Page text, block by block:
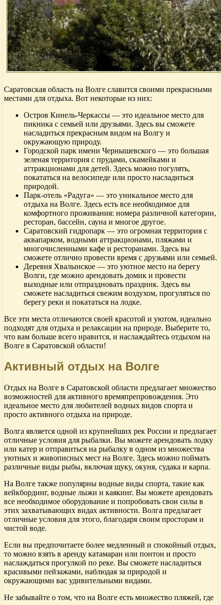
Саратовская область на Волге славится своими прекрасными
местами для отдыха. Вот некоторые из них:
Остров Кинель-Черкассы — это идеальное место для
пикника с семьей или друзьями. Здесь вы сможете
насладиться прекрасным видом на Волгу и
окружающую природу.
Городской парк имени Чернышевского — это большая
зеленая территория с прудами, скамейками и
аттракционами для детей. Здесь можно погулять,
покататься на велосипеде или просто насладиться
природой.
Парк-отель «Радуга» — это уникальное место для
отдыха на Волге. Здесь есть все необходимое для
комфортного проживания: номера различной категории,
ресторан, бассейн, сауна и многое другое.
Саратовский гидропарк — это огромная территория с
аквапарком, водными аттракционами, пляжами и
многочисленными кафе и ресторанами. Здесь вы
сможете отлично провести время с друзьями или семьей.
Деревня Хвалынское — это уютное место на берегу
Волги, где можно арендовать домик и провести
выходные или отпраздновать праздник. Здесь вы
сможете насладиться свежим воздухом, прогуляться по
берегу реки и покататься на лодке.
Все эти места отличаются своей красотой и уютом, идеально
подходят для отдыха и релаксации на природе. Выберите то,
что вам больше всего нравится, и наслаждайтесь отдыхом на
Волге в Саратовской области!
Активный отдых на Волге
Отдых на Волге в Саратовской области предлагает множество
возможностей для активного времяпрепровождения. Это
идеальное место для любителей водных видов спорта и
просто активного отдыха на природе.
Волга является одной из крупнейших рек России и предлагает
отличные условия для рыбалки. Вы можете арендовать лодку
или катер и отправиться на рыбалку в одном из множества
уютных и живописных мест на Волге. Здесь можно поймать
различные виды рыбы, включая щуку, окуня, судака и карпа.
На Волге также популярны водные виды спорта, такие как
вейкбординг, водные лыжи и каякинг. Вы можете арендовать
все необходимое оборудование и попробовать свои силы в
этих захватывающих видах активности. Волга предлагает
отличные условия для этого, благодаря своим просторам и
чистой воде.
Если вы предпочитаете более медленный и спокойный отдых,
то можно взять в аренду катамаран или понтон и просто
наслаждаться прогулкой по реке. Вы сможете насладиться
красивыми пейзажами, наблюдая за природой и
окружающими вас удивительными видами.
Не забывайте о том, что на Волге есть множество пляжей, где